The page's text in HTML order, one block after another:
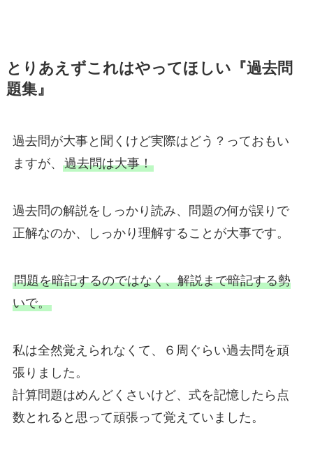
とりあえずこれはやってほしい『過去問
題集』
過去問が大事と聞くけど実際はどう？っておもい
ますが、 過去問は大事！
過去問の解説をしっかり読み、問題の何が誤りで
正解なのか、しっかり理解することが大事です。
問題を暗記するのではなく、解説まで暗記する勢
いで。
私は全然覚えられなくて、６周ぐらい過去問を頑
張りました。
計算問題はめんどくさいけど、式を記憶したら点
数とれると思って頑張って覚えていました。